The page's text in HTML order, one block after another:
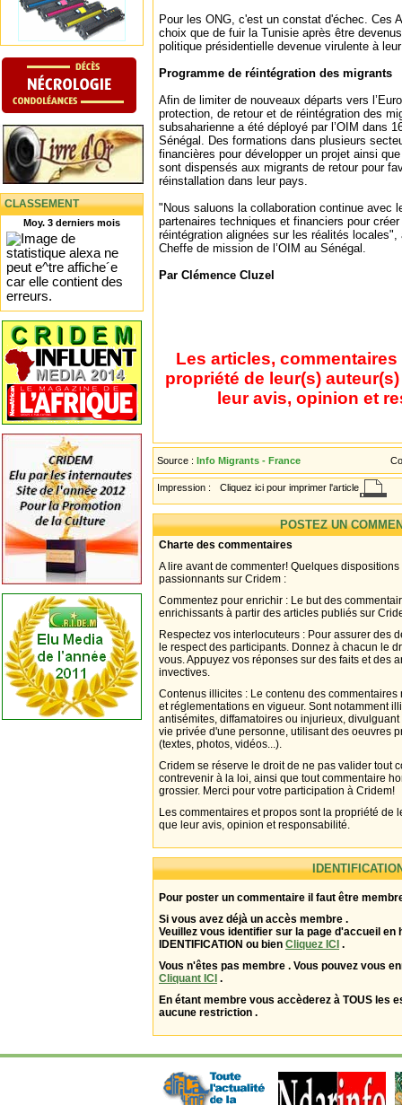
CLASSEMENT
Moy. 3 derniers mois
Pour les ONG, c'est un constat d'échec. Ces
choix que de fuir la Tunisie après être
politique présidentielle devenue virulente à
Programme de réintégration des migrants
Afin de limiter de nouveaux départs vers
protection, de retour et de réintégration des
subsaharienne a été déployé par l’OIM dans
Sénégal. Des formations dans plusieurs
financières pour développer un projet ainsi
sont dispensés aux migrants de retour pour
réinstallation dans leur pays.
"Nous saluons la collaboration continue avec
partenaires techniques et financiers pour
réintégration alignées sur les réalités
Cheffe de mission de l’OIM au Sénégal.
Par Clémence Cluzel
Les articles,
propriété de leur(s)
leur avis, opinion et
Source : Info Migrants - France
Impression : Cliquez ici pour imprimer l'article
POSTEZ UN
Charte des commentaires
A lire avant de commenter! Quelques
passionnants sur Cridem :
Commentez pour enrichir : Le but des
enrichissants à partir des articles publiés sur
Respectez vos interlocuteurs : Pour assurer des
le respect des participants. Donnez à chacun le
vous. Appuyez vos réponses sur des faits et des
invectives.
Contenus illicites : Le contenu des
et réglementations en vigueur. Sont notamment
antisémites, diffamatoires ou injurieux,
vie privée d'une personne, utilisant des oeuvres
(textes, photos, vidéos...).
Cridem se réserve le droit de ne pas valider tout
contrevenir à la loi, ainsi que tout commentaire
grossier. Merci pour votre participation à Cridem!
Les commentaires et propos sont la propriété de
que leur avis, opinion et responsabilité.
Pour poster un commentaire il faut être
Si vous avez déjà un accès membre .
Veuillez vous identifier sur la page d'accueil en
IDENTIFICATION ou bien Cliquez ICI .
Vous n'êtes pas membre . Vous pouvez vous
Cliquant ICI .
En étant membre vous accèderez à TOUS les
aucune restriction .